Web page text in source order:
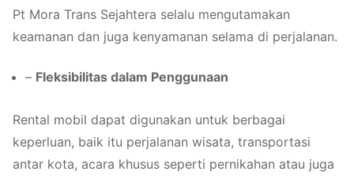
Pt Mora Trans Sejahtera selalu mengutamakan
keamanan dan juga kenyamanan selama di perjalanan.
– Fleksibilitas dalam Penggunaan
Rental mobil dapat digunakan untuk berbagai
keperluan, baik itu perjalanan wisata, transportasi
antar kota, acara khusus seperti pernikahan atau juga